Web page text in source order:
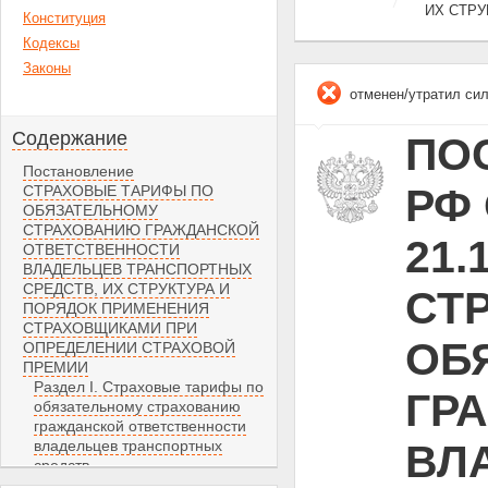
Конституция
Кодексы
Законы
Содержание
Постановление
СТРАХОВЫЕ ТАРИФЫ ПО
ОБЯЗАТЕЛЬНОМУ
СТРАХОВАНИЮ ГРАЖДАНСКОЙ
ОТВЕТСТВЕННОСТИ
ВЛАДЕЛЬЦЕВ ТРАНСПОРТНЫХ
СРЕДСТВ, ИХ СТРУКТУРА И
ПОРЯДОК ПРИМЕНЕНИЯ
СТРАХОВЩИКАМИ ПРИ
ОПРЕДЕЛЕНИИ СТРАХОВОЙ
ПРЕМИИ
Раздел I. Страховые тарифы по
обязательному страхованию
гражданской ответственности
владельцев транспортных
средств
ИХ
отменен/утратил
РФ